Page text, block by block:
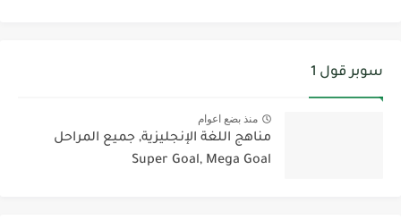
سوبر قول 1
منذ بضع اعوام
مناهج اللغة الإنجليزية, جميع المراحل
Super Goal, Mega Goal